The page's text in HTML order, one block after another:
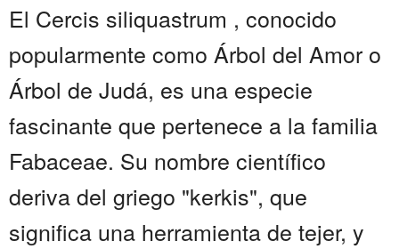
El Cercis siliquastrum , conocido
popularmente como Árbol del Amor o
Árbol de Judá, es una especie
fascinante que pertenece a la familia
Fabaceae. Su nombre científico
deriva del griego "kerkis", que
significa una herramienta de tejer, y